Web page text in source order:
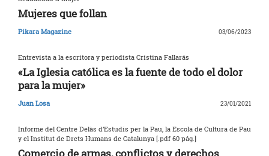
Mujeres que follan
Pikara Magazine 03/06/2023
Entrevista a la escritora y periodista Cristina Fallarás
«La Iglesia católica es la fuente de todo el dolor
para la mujer»
Juan Losa 23/01/2021
Informe del Centre Delàs d’Estudis per la Pau, la Escola de Cultura de Pau
y el Institut de Drets Humans de Catalunya [.pdf 60 pág.]